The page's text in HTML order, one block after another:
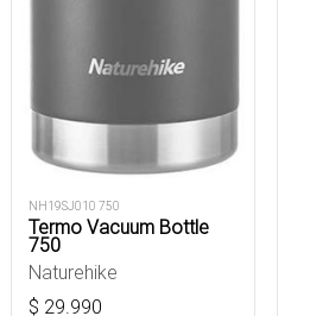
NH19SJ010 750
Termo Vacuum Bottle
750
Naturehike
$ 29.990